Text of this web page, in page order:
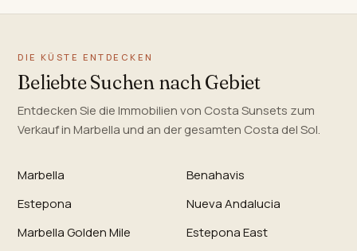
DIE KÜSTE ENTDECKEN
Beliebte Suchen nach Gebiet
Entdecken Sie die Immobilien von Costa Sunsets zum
Verkauf in Marbella und an der gesamten Costa del Sol.
Marbella
Benahavis
Estepona
Nueva Andalucia
Marbella Golden Mile
Estepona East